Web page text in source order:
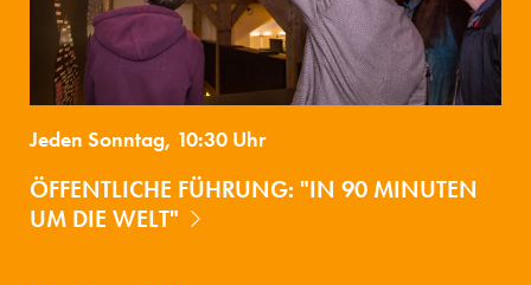
Jeden Sonntag, 10:30 Uhr
ÖFFENTLICHE FÜHRUNG: "IN 90 MINUTEN
UM DIE WELT"